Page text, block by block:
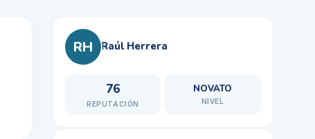
RH Raúl Herrera
76
REPUTACIÓN
NOVATO
NIVEL